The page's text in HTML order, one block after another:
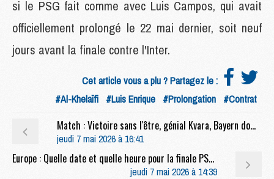
si le PSG fait comme avec Luis Campos, qui avait
officiellement prolongé le 22 mai dernier, soit neuf
jours avant la finale contre l'Inter.
Cet article vous a plu ? Partagez le :
#Al-Khelaïfi #Luis Enrique #Prolongation #Contrat
Match : Victoire sans l'être, génial Kvara, Bayern dominé, etc, 30 pensées rapides sur Bayern/PSG (1-1)
jeudi 7 mai 2026 à 16:41
Europe : Quelle date et quelle heure pour la finale PSG/Arsenal ?
jeudi 7 mai 2026 à 14:39